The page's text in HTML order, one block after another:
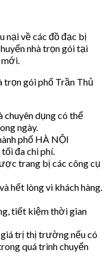
nại về các đồ đạc bị
nhà trọn gói tại
mới.
trọn gói phố Trần Thủ
chuyên dụng có thể
ngày.
phố HÀ NỘI
đa chi phí.
trang bị các công cụ
hết lòng vì khách hàng.
tiết kiệm thời gian
trị thị trường nếu có
quá trình chuyển